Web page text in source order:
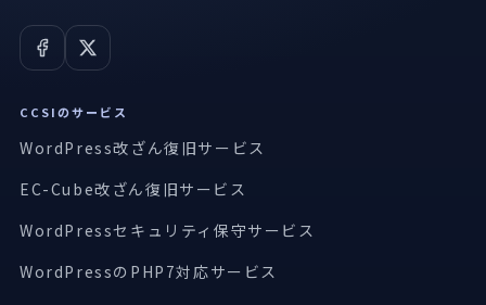
CCSIのサービス
WordPress改ざん復旧サービス
EC-Cube改ざん復旧サービス
WordPressセキュリティ保守サービス
WordPressのPHP7対応サービス